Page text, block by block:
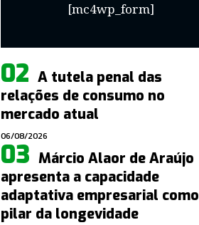
[mc4wp_form]
A tutela penal das
relações de consumo no
mercado atual
06/08/2026
Márcio Alaor de Araújo
apresenta a capacidade
adaptativa empresarial como
pilar da longevidade